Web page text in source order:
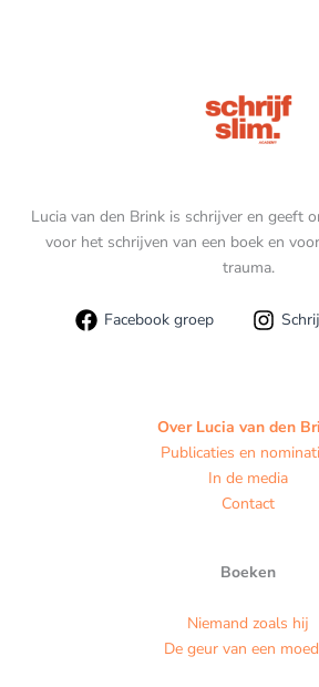
Lucia van den Brink is schrijver en geeft
voor het schrijven van een boek en
trauma.
Facebook groep
Over Lucia van den
Publicaties en
In de media
Contact
Boeken
Niemand zoals hij
De geur van een